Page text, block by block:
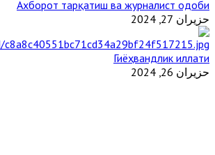
Ахборот тарқатиш ва журналист одоби
حزيران 27, 2024
Гиёҳвандлик иллати
حزيران 26, 2024